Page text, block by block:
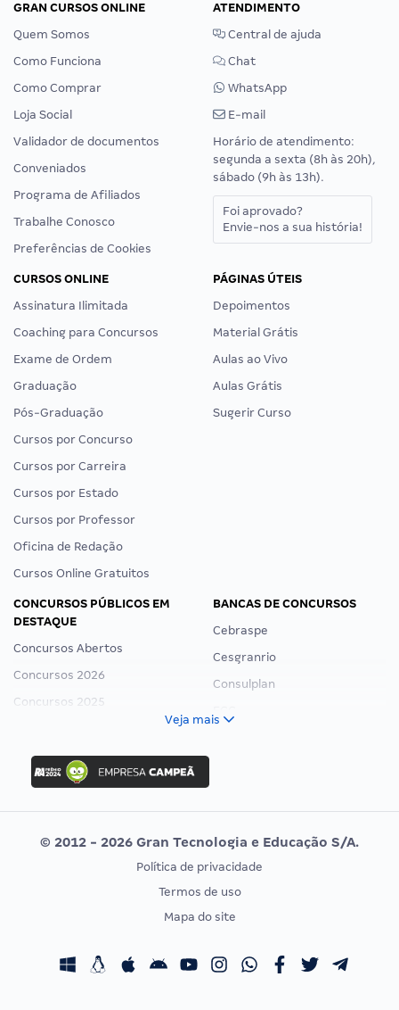
GRAN CURSOS ONLINE
Quem Somos
Como Funciona
Como Comprar
Loja Social
Validador de documentos
Conveniados
Programa de Afiliados
Trabalhe Conosco
Preferências de Cookies
ATENDIMENTO
Central de ajuda
Chat
WhatsApp
E-mail
Horário de atendimento:
segunda a sexta (8h às 20h),
sábado (9h às 13h).
Foi aprovado?
Envie-nos a sua história!
CURSOS ONLINE
Assinatura Ilimitada
Coaching para Concursos
Exame de Ordem
Graduação
Pós-Graduação
Cursos por Concurso
Cursos por Carreira
Cursos por Estado
Cursos por Professor
Oficina de Redação
Cursos Online Gratuitos
PÁGINAS ÚTEIS
Depoimentos
Material Grátis
Aulas ao Vivo
Aulas Grátis
Sugerir Curso
CONCURSOS PÚBLICOS EM
DESTAQUE
Concursos Abertos
Concursos 2026
Concursos 2025
Concurso Ibama
Concurso MPU
Editais publicados
BANCAS DE CONCURSOS
Cebraspe
Cesgranrio
Consulplan
Vunesp
CONCURSOS POR PROFISSÃO
Concursos Fiscais
EXAME DE ORDEM
Calendário OAB
Veja mais
© 2012 - 2026 Gran Tecnologia e Educação S/A.
Política de privacidade
Termos de uso
Mapa do site